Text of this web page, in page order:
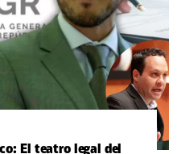
El teatro legal del